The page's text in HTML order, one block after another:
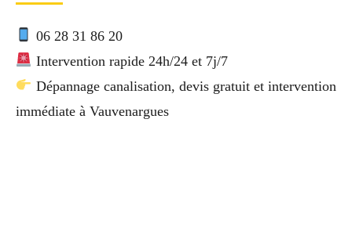
06 28 31 86 20
Intervention rapide 24h/24 et 7j/7
Dépannage canalisation, devis gratuit et intervention
immédiate à Vauvenargues